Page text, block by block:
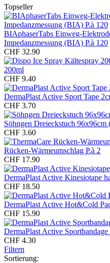
Topseller
BIAphaserTabs Einweg-
Impedanzmessung (BIA) P.à 120
CHF 32.90
200ml
CHF 9.40
DermaPlast Active Sport Tape
CHF 3.70
Söhngen Dreieckstuch 96x96cm
CHF 3.60
Rücken-Wärmeumschlag P.à 2
CHF 17.90
DermaPlast Active Kinesiotape
CHF 18.50
DermaPlast Active Hot&Cold
CHF 15.90
DermaPlast Active
CHF 4.30
Filtern
Sortierung: